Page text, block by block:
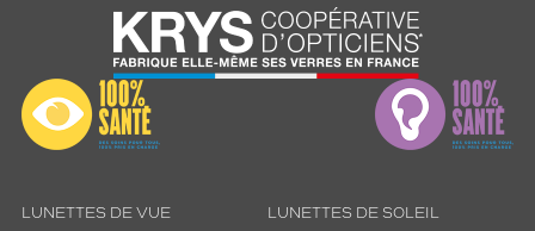
LUNETTES DE VUE LUNETTES DE SOLEIL